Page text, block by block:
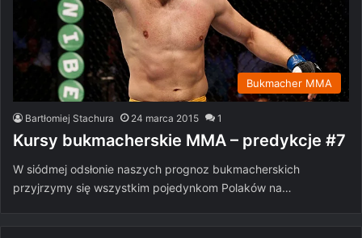
Bukmacher MMA
Bartłomiej Stachura 24 marca 2015 1
Kursy bukmacherskie MMA – predykcje #7
W siódmej odsłonie naszych prognoz bukmacherskich
przyjrzymy się wszystkim pojedynkom Polaków na…